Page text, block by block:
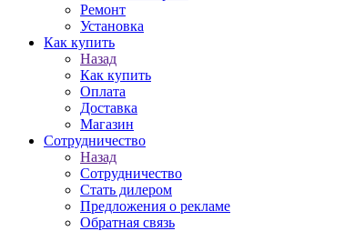
Ремонт
Установка
Как купить
Назад
Как купить
Оплата
Доставка
Магазин
Сотрудничество
Назад
Сотрудничество
Стать дилером
Предложения о рекламе
Обратная связь